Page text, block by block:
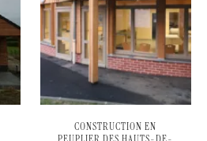
CONSTRUCTION EN